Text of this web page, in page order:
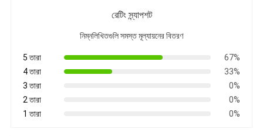
রেটিং স্ন্যাপশট
নিম্নলিখিতগুলি সমস্ত মূল্যায়নের বিতরণ
5 তারা
67%
4 তারা
33%
3 তারা
0%
2 তারা
0%
1 তারা
0%